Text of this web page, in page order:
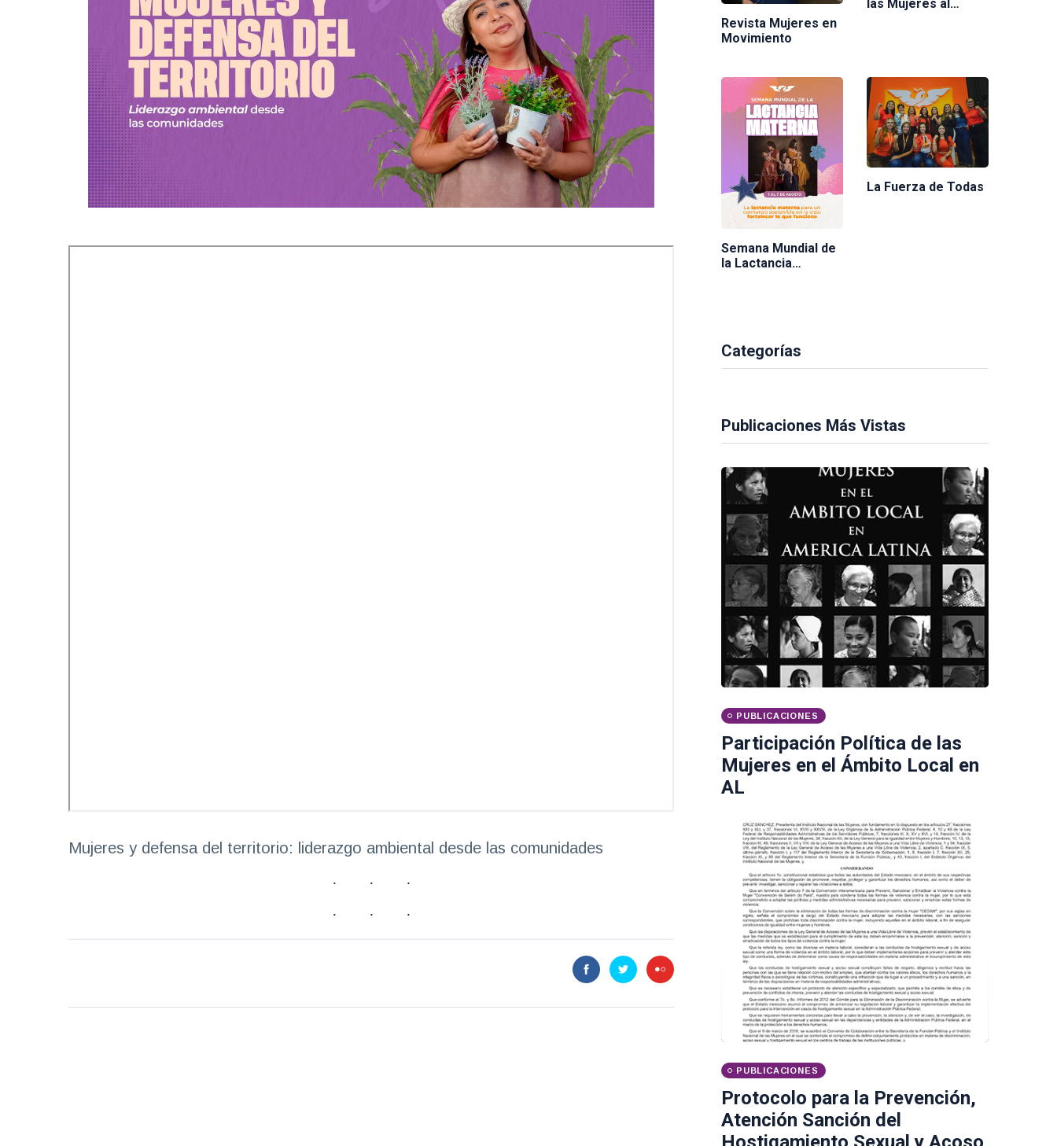
Mujeres y defensa del territorio: liderazgo ambiental desde las comunidades
Revista Mujeres en
Movimiento
las Mujeres al
Semana Mundial de
la Lactancia
La Fuerza de Todas
Categorías
Publicaciones Más Vistas
PUBLICACIONES
Participación Política de las
Mujeres en el Ámbito Local en
AL
PUBLICACIONES
Protocolo para la Prevención,
Atención Sanción del